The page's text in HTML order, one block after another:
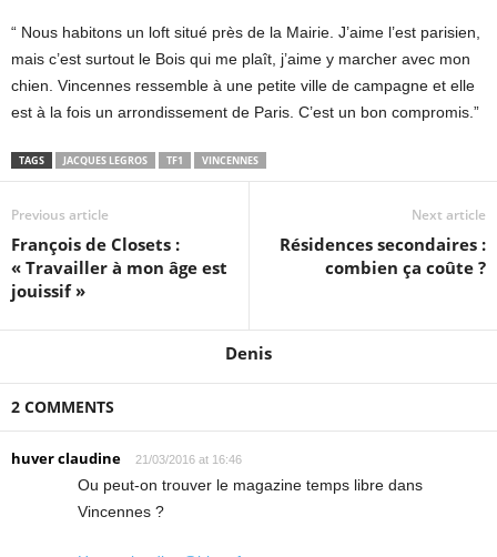
“ Nous habitons un loft situé près de la Mairie. J’aime l’est parisien,
mais c’est surtout le Bois qui me plaît, j’aime y marcher avec mon
chien. Vincennes ressemble à une petite ville de campagne et elle
est à la fois un arrondissement de Paris. C’est un bon compromis.”
TAGS JACQUES LEGROS TF1 VINCENNES
Previous article
François de Closets :
« Travailler à mon âge est
jouissif »
Next article
Résidences secondaires :
combien ça coûte ?
Denis
2 COMMENTS
huver claudine 21/03/2016 at 16:46
Ou peut-on trouver le magazine temps libre dans
Vincennes ?